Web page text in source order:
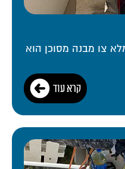
צו מבנה מסוכן הוא
קרא עוד